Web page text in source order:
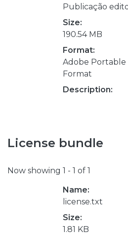
Publicação
Size:
190.54 MB
Format:
Adobe
Format
Description:
License bundle
Now showing 1 - 1 of 1
Name:
license.txt
Size:
1.81 KB